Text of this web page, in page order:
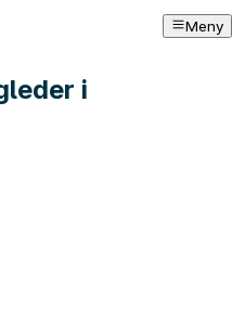
Meny
i